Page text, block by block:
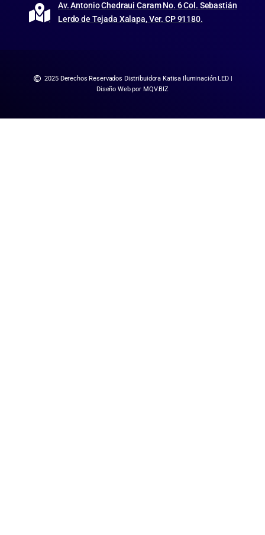
Av. Antonio Chedraui Caram No. 6 Col. Sebastián
Lerdo de Tejada Xalapa, Ver. CP 91180.
2025 Derechos Reservados Distribuidora Katisa Iluminación LED |
Diseño Web por MQV.BIZ